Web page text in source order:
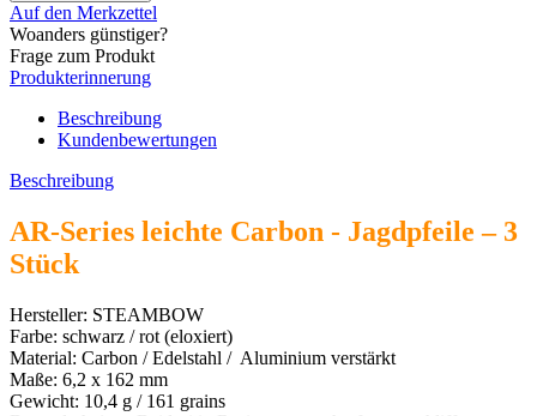
Auf den Merkzettel
Woanders günstiger?
Frage zum Produkt
Produkterinnerung
Beschreibung
Kundenbewertungen
Beschreibung
AR-Series leichte Carbon - Jagdpfeile – 3
Stück
Hersteller: STEAMBOW
Farbe: schwarz / rot (eloxiert)
Material: Carbon / Edelstahl / Aluminium verstärkt
Maße: 6,2 x 162 mm
Gewicht: 10,4 g / 161 grains